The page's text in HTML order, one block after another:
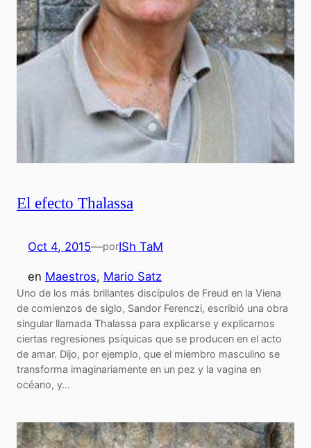
El efecto Thalassa
Oct 4, 2015—porISh TaM
en Maestros, Mario Satz
Uno de los más brillantes discípulos de Freud en la Viena
de comienzos de siglo, Sandor Ferenczi, escribió una obra
singular llamada Thalassa para explicarse y explicarnos
ciertas regresiones psíquicas que se producen en el acto
de amar. Dijo, por ejemplo, que el miembro masculino se
transforma imaginariamente en un pez y la vagina en
océano, y…